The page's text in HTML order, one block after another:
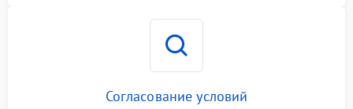
Согласование условий